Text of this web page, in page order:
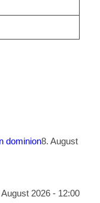
dominion8. August
2026 - 12:00